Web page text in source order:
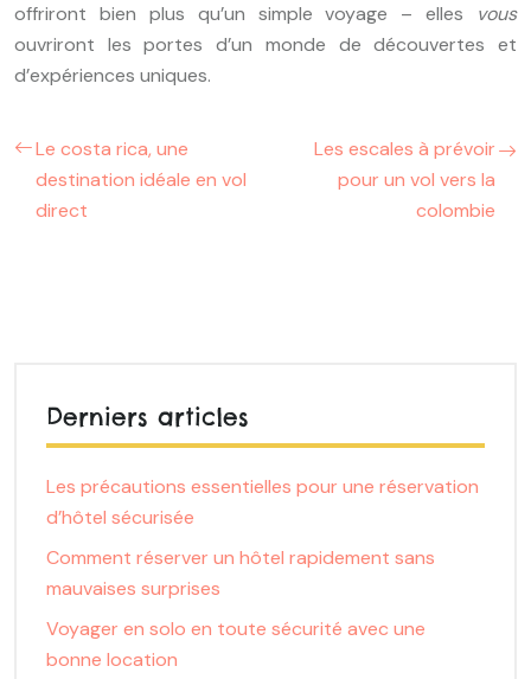
offriront bien plus qu’un simple voyage – elles vous
ouvriront les portes d’un monde de découvertes et
d’expériences uniques.
Le costa rica, une
destination idéale en vol
direct
Les escales à prévoir
pour un vol vers la
colombie
Derniers articles
Les précautions essentielles pour une réservation
d’hôtel sécurisée
Comment réserver un hôtel rapidement sans
mauvaises surprises
Voyager en solo en toute sécurité avec une
bonne location